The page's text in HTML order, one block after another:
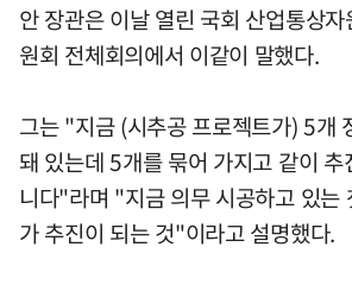
안 장관은 이날 열린 국회 산업통상
원회 전체회의에서 이같이 말했다.
그는 "지금 (시추공 프로젝트가) 5개
돼 있는데 5개를 묶어 가지고 같이
니다"라며 "지금 의무 시공하고 있는
가 추진이 되는 것"이라고 설명했다.